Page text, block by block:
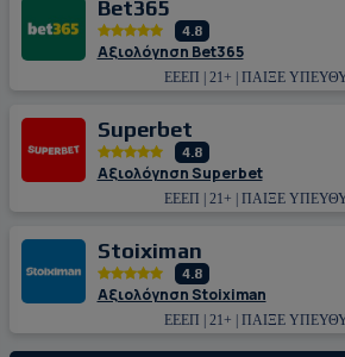
Bet365
4.8
Αξιολόγηση Bet365
ΕΕΕΠ | 21+ | ΠΑΙΞΕ
Superbet
4.8
Αξιολόγηση Superbet
ΕΕΕΠ | 21+ | ΠΑΙΞΕ
Stoiximan
4.8
Αξιολόγηση Stoiximan
ΕΕΕΠ | 21+ | ΠΑΙΞΕ